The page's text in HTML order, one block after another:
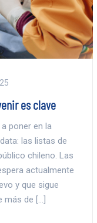
es clave
poner en la
las listas de
chileno. Las
actualmente
y que sigue
más de […]